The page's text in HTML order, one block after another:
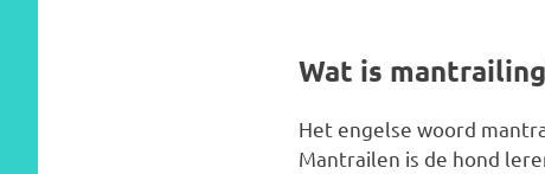
Wat is
Het engelse woord
Mantrailen is de hond